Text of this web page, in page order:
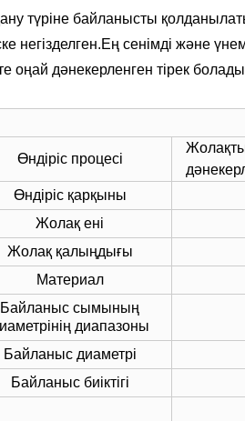
түріне байланысты
негізделген.Ең сенімді және
оңай дәнекерленген тірек
Өндіріс процесі
Өндіріс қарқыны
Жолақ ені
Жолақ қалыңдығы
Материал
Байланыс сымының
диапазоны
Байланыс диаметрі
Байланыс биіктігі